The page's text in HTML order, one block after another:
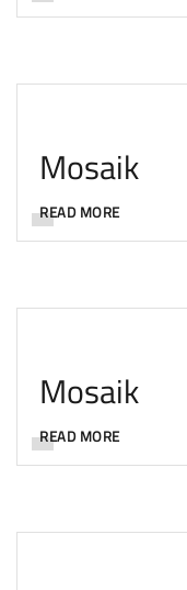
Mosaik
READ MORE
Mosaik
READ MORE